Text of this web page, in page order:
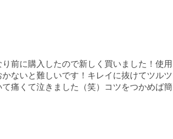
前に購入したので新しく買いました！使用
ないと難しいです！キレイに抜けてツルツ
痛くて泣きました（笑）コツをつかめば簡